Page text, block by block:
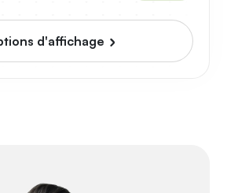
d'affichage